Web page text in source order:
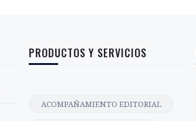
PRODUCTOS Y SERVICIOS
ACOMPAÑAMIENTO EDITORIAL